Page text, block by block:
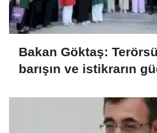
Bakan Göktaş:
barışın ve istikrarın